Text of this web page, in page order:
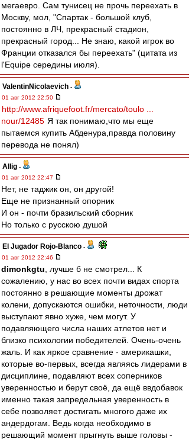
мегаевро. Сам тунисец не прочь переехать в
Москву, мол, "Спартак - большой клуб,
постоянно в ЛЧ, прекрасный стадион,
прекрасный город... Не знаю, какой игрок во
Франции отказался бы переехать" (цитата из
l'Equipe середины июля).
ValentinNicolaevich -
01 авг 2012 22:50
http://www.afriquefoot.fr/mercato/toulo ...
nour/12485 Я так понимаю,что мы еще
пытаемся купить Абденура,правда половину
перевода не понял)
Allig -
01 авг 2012 22:47
Нет, не таджик он, он другой!
Еще не признанный опорник
И он - почти бразильский сборник
Но только с русскою душой
El Jugador Rojo-Blanco -
01 авг 2012 22:46
dimonkgtu , лучше б не смотрел... К
сожалению, у нас во всех почти видах спорта
постоянно в решающие моменты дрожат
колени, допускаются ошибки, неточности, люди
выступают явно хуже, чем могут. У
подавляющего числа наших атлетов нет и
близко психологии победителей. Очень-очень
жаль. И как яркое сравнение - америкашки,
которые во-первых, всегда являясь лидерами в
дисциплине, подавляют всех соперников
уверенностью и берут своё, да ещё ввдобавок
именно такая запредельная уверенность в
себе позволяет достигать многого даже их
андердогам. Ведь когда необходимо в
решающий момент прыгнуть выше головы -